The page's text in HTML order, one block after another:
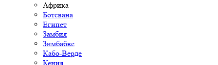
Африка
Ботсвана
Египет
Замбия
Зимбабве
Кабо-Верде
Кения